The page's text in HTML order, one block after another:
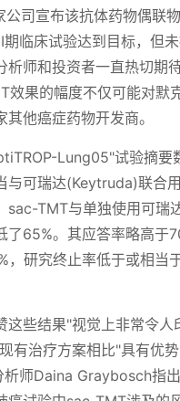
公司宣布该抗体药物偶联
临床试验达到目标，但
析师和投资者一直热切期
效果的幅度不仅可能对默
他癌症药物开发商。
Lung05"试验摘要
与可瑞达(Keytruda)联合
TMT与单独使用可瑞
了65%。其应答率略高于
，研究终止率低于或相当
这些结果"视觉上非常令人
有治疗方案相比"具有优势"
师Daina Graybosch指